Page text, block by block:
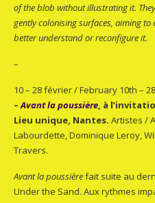
of the blob without illustrating it.
gently colonising surfaces, aiming
better understand or reconfigure it.
–
10 – 28 février / February 10th –
–Avant la poussière, à
Lieu unique, Nantes. Artistes /
Labourdette, Dominique Leroy,
Travers.
Avant la poussièrefait suite au
Under the Sand. Aux rythmes